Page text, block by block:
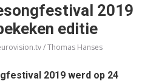
2019
editie
/ Thomas Hanses
2019 werd op 24